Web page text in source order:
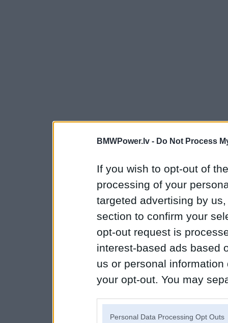
BMWPower.lv - Do Not Process
If you wish to opt-out of
processing of your
targeted advertising by
section to confirm your
opt-out request is
interest-based ads based
us or personal
your opt-out. You may
Personal Data Processing Opt Outs